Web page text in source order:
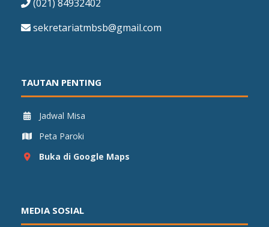
(021) 84932402
sekretariatmbsb@gmail.com
TAUTAN PENTING
Jadwal Misa
Peta Paroki
Buka di Google Maps
MEDIA SOSIAL